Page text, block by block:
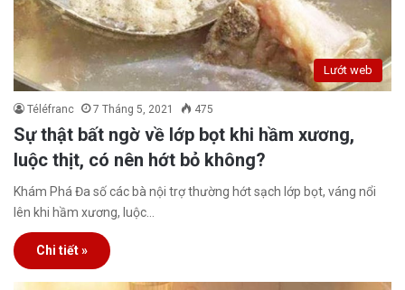
Lướt web
Téléfranc 7 Tháng 5, 2021 475
Sự thật bất ngờ về lớp bọt khi hầm xương,
luộc thịt, có nên hớt bỏ không?
Khám Phá Đa số các bà nội trợ thường hớt sạch lớp bọt, váng nổi
lên khi hầm xương, luộc…
Chi tiết »